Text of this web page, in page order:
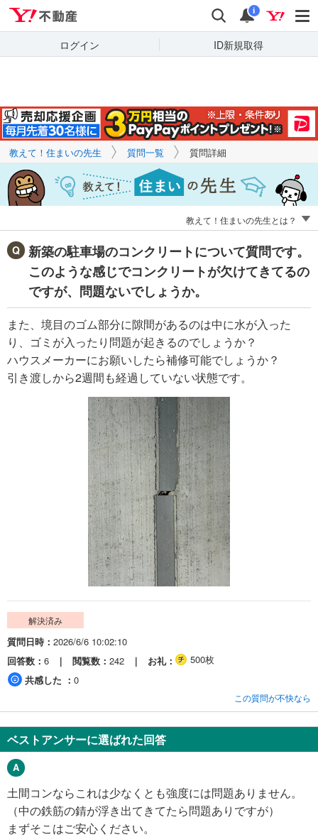
検索 通知
i
ログイン ID新規取得
キーワードで
質問を探す
教えて！住まいの先生 質問一覧 質問詳細
教えて！住まいの先生とは？
新築の駐車場のコンクリートについて質問です。
このような感じでコンクリートが欠けてきてるの
ですが、問題ないでしょうか。
また、境目のゴム部分に隙間があるのは中に水が入った
り、ゴミが入ったり問題が起きるのでしょうか？
ハウスメーカーにお願いしたら補修可能でしょうか？
引き渡しから2週間も経過していない状態です。
解決済み
質問日時
2026/6/6 10:02:10
回答数
6 閲覧数 242 お礼
500枚
共感した
0
この質問が不快なら
ベストアンサーに選ばれた回答
土間コンならこれは少なくとも強度には問題ありません。
（中の鉄筋の錆が浮き出てきてたら問題ありですが）
まずそこはご安心ください。